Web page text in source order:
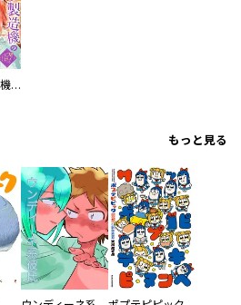
メンヘラ製造機の公爵令息（過保護）が溺愛してきます
もっと見る